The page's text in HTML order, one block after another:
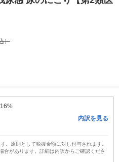
）
内訳を見る
。原則として税抜金額に対し付与されます。
合があります。詳細は内訳からご確認くださ